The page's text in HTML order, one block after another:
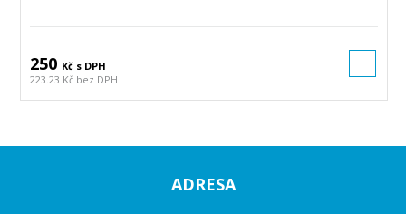
250 Kč s DPH
223.23 Kč bez DPH
ADRESA